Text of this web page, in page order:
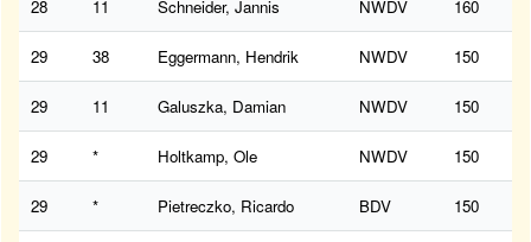
28 11 Schneider, Jannis NWDV 160
29 38 Eggermann, Hendrik NWDV 150
29 11 Galuszka, Damian NWDV 150
29 * Holtkamp, Ole NWDV 150
29 * Pietreczko, Ricardo BDV 150